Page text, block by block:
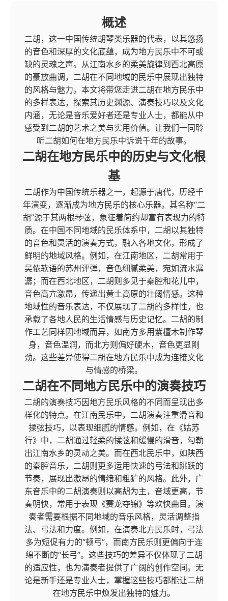
概述
二胡，这一中国传统胡琴类乐器的代表，以其悠扬
的音色和深厚的文化底蕴，成为地方民乐中不可或
缺的灵魂之声。从江南水乡的柔美旋律到西北高原
的豪放曲调，二胡在不同地域的民乐中展现出独特
的风格与魅力。本文将带您走进二胡在地方民乐中
的多样表达，探索其历史渊源、演奏技巧以及文化
内涵，无论是音乐爱好者还是专业人士，都能从中
感受到二胡的艺术之美与实用价值。让我们一同聆
听二胡如何在地方民乐中诉说千年的故事。
二胡在地方民乐中的历史与文化根
基
二胡作为中国传统乐器之一，起源于唐代，历经千
年演变，逐渐成为地方民乐的核心乐器。其名称“二
胡”源于其两根琴弦，象征着简约却富有表现力的特
质。在中国不同地域的民乐体系中，二胡以其独特
的音色和灵活的演奏方式，融入各地文化，形成了
鲜明的地域风格。例如，在江南地区，二胡常用于
吴侬软语的苏州评弹，音色细腻柔美，宛如流水潺
潺；而在西北地区，二胡则多见于秦腔和花儿中，
音色高亢激昂，传递出黄土高原的壮阔情感。这种
地域性的音乐表达，不仅展现了二胡的多样性，也
承载了各地人民的生活情感与历史记忆。二胡的制
作工艺同样因地域而异，如南方多用紫檀木制作琴
身，音色温润，而北方则偏好硬木，音色更显刚
劲。这些差异使得二胡在地方民乐中成为连接文化
与情感的桥梁。
二胡在不同地方民乐中的演奏技巧
二胡的演奏技巧因地方民乐风格的不同而呈现出多
样化的特点。在江南民乐中，二胡演奏注重滑音和
揉弦技巧，以表现细腻的情感。例如，在《姑苏
行》中，二胡通过轻柔的揉弦和缓慢的滑音，勾勒
出江南水乡的灵动之美。而在西北民乐中，如陕西
的秦腔音乐，二胡则更多运用快速的弓法和跳跃的
节奏，展现出激昂的情绪和粗犷的风格。此外，广
东音乐中的二胡演奏则以高胡为主，音域更高，节
奏明快，常用于表现《赛龙夺锦》等欢快曲目。演
奏者需要根据不同地域的音乐风格，灵活调整指
法、弓法和力度。例如，在演奏北方民乐时，弓法
多为短促有力的“顿弓”，而南方民乐则更偏向于连
绵不断的“长弓”。这些技巧的差异不仅体现了二胡
的适应性，也为演奏者提供了广阔的创作空间。无
论是新手还是专业人士，掌握这些技巧都能让二胡
在地方民乐中焕发出独特的魅力。